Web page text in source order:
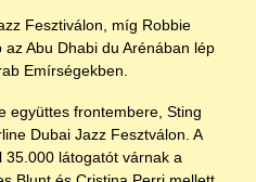
Fesztiválon, míg Robbie
Abu Dhabi du Arénában lép
Emírségekben.
együttes frontembere, Sting
Dubai Jazz Fesztválon. A
látogatót várnak a